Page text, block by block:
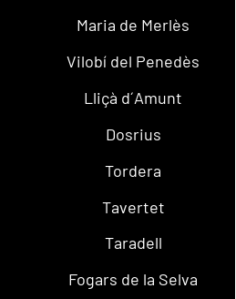
Maria de Merlès
Vilobí del Penedès
Lliçà d´Amunt
Dosrius
Tordera
Tavertet
Taradell
Fogars de la Selva